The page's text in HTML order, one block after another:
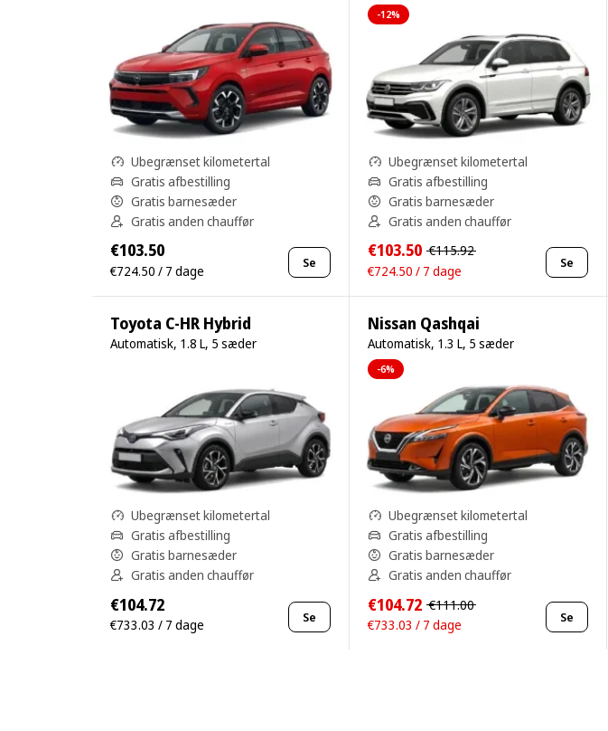
Ubegrænset kilometertal
Gratis afbestilling
Gratis barnesæder
Gratis anden chauffør
€103.50
€724.50 / 7 dage Se
-12%
Ubegrænset kilometertal
Gratis afbestilling
Gratis barnesæder
Gratis anden chauffør
€103.50 €115.92
€724.50 / 7 dage
Se
Toyota C-HR Hybrid
Automatisk, 1.8 L, 5 sæder
Ubegrænset kilometertal
Gratis afbestilling
Gratis barnesæder
Gratis anden chauffør
€104.72
€733.03 / 7 dage Se
Nissan Qashqai
Automatisk, 1.3 L, 5 sæder
-6%
Ubegrænset kilometertal
Gratis afbestilling
Gratis barnesæder
Gratis anden chauffør
€104.72 €111.00
€733.03 / 7 dage
Se